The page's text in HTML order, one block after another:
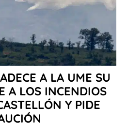
A LA UME SU
A LOS INCENDIOS
Y PIDE